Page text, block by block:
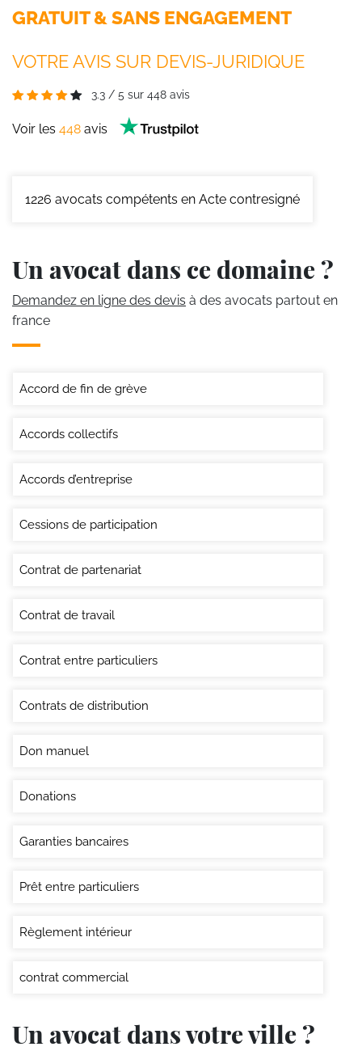
GRATUIT & SANS ENGAGEMENT
VOTRE AVIS SUR DEVIS-JURIDIQUE
3.3 / 5 sur 448 avis
Voir les 448 avis
1226 avocats compétents en Acte contresigné
Un avocat dans ce domaine ?
Demandez en ligne des devis à des avocats partout en
france
Accord de fin de grève
Accords collectifs
Accords d’entreprise
Cessions de participation
Contrat de partenariat
Contrat de travail
Contrat entre particuliers
Contrats de distribution
Don manuel
Donations
Garanties bancaires
Prêt entre particuliers
Règlement intérieur
contrat commercial
Un avocat dans votre ville ?